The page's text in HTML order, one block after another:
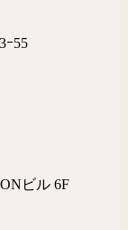
ｰ55
ビル 6F